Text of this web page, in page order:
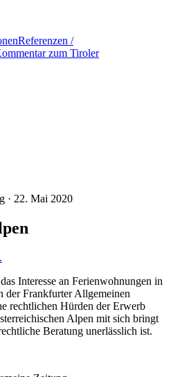
Referenzen /
zum Tiroler
· 22. Mai 2020
Interesse an Ferienwohnungen in
der Frankfurter Allgemeinen
rechtlichen Hürden der Erwerb
Alpen mit sich bringt
Beratung unerlässlich ist.